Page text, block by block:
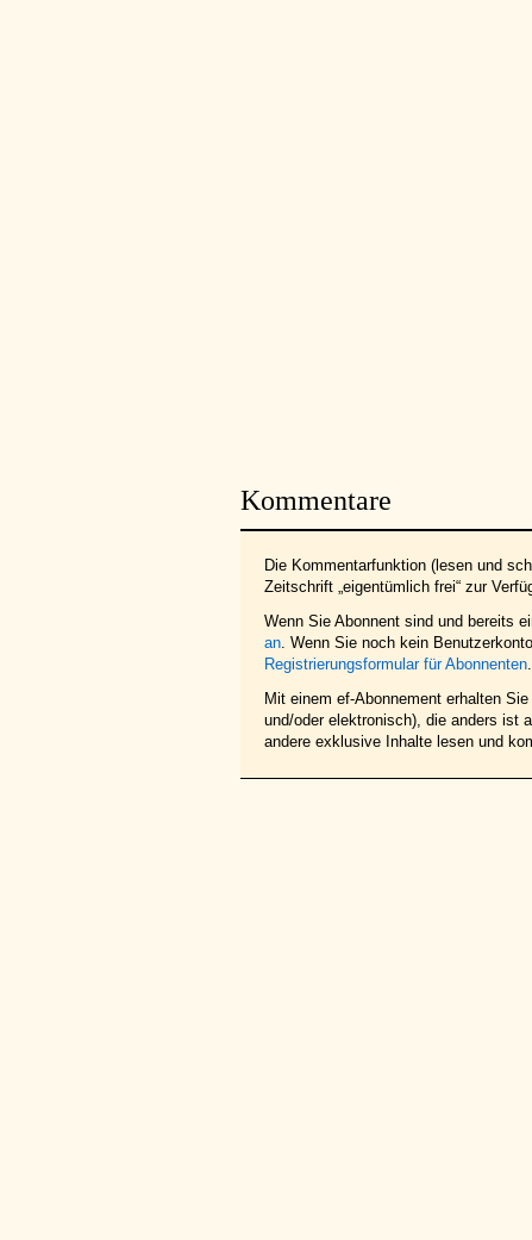
Kommentare
Die Kommentarfunktion (lesen und
Zeitschrift „eigentümlich frei“ zur
Wenn Sie Abonnent sind und bereits
an. Wenn Sie noch kein
Registrierungsformular für Abonnenten.
Mit einem ef-Abonnement erhalten
und/oder elektronisch), die anders ist
andere exklusive Inhalte lesen und